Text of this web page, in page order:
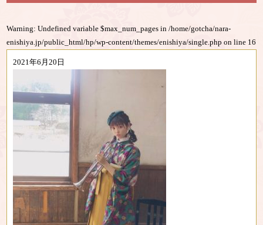
Warning: Undefined variable $max_num_pages in/home/gotcha/nara-
enishiya.jp/public_html/hp/wp-content/themes/enishiya/single.php on line 16
2021年6月20日